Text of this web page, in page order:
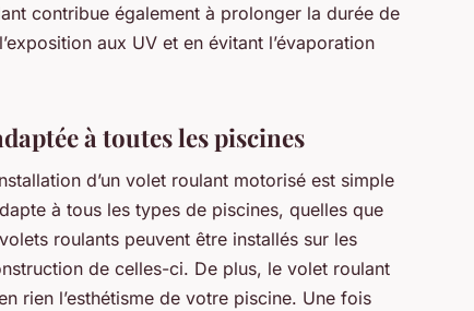
contribue également à prolonger la durée de
aux UV et en évitant l’évaporation
à toutes les piscines
d’un volet roulant motorisé est simple
à tous les types de piscines, quelles que
roulants peuvent être installés sur les
de celles-ci. De plus, le volet roulant
rien l’esthétisme de votre piscine. Une fois